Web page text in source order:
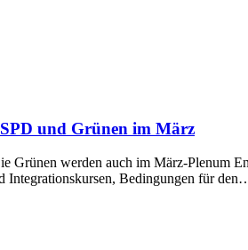
und Grünen im März
werden auch im März-Plenum
Integrationskursen, Bedingungen für